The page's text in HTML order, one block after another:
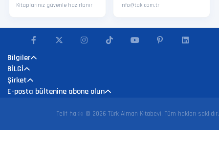
Kitaplarınız güvenle hazırlanır info@tak.com.tr
Bilgiler
BİLGİ
Şirket
E-posta bültenine abone olun
Telif hakkı © 2026 Türk Alman Kitabevi. Tüm hakları saklıdır.